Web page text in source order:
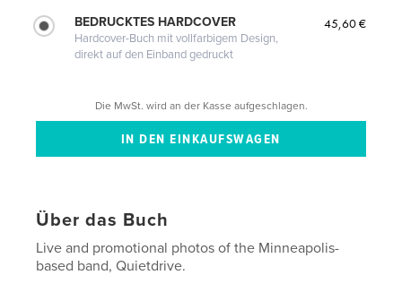
BEDRUCKTES HARDCOVER
Hardcover-Buch mit vollfarbigem Design,
direkt auf den Einband gedruckt
45,60 €
Die MwSt. wird an der Kasse aufgeschlagen.
Über das Buch
Live and promotional photos of the Minneapolis-
based band, Quietdrive.